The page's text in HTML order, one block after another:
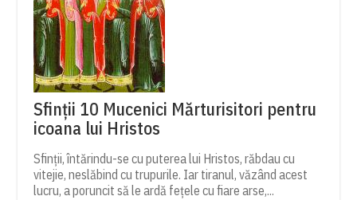
Sfinții 10 Mucenici Mărturisitori pentru
icoana lui Hristos
Sfinții, întărindu-se cu puterea lui Hristos, răbdau cu
vitejie, neslăbind cu trupurile. Iar tiranul, văzând acest
lucru, a poruncit să le ardă fețele cu fiare arse,...